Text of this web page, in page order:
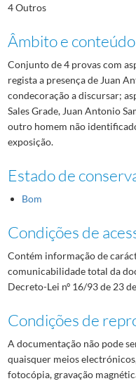
4 Outros
Âmbito e conteúdo
Conjunto de 4 provas com
regista a presença de Juan
condecoração a discursar;
Sales Grade, Juan Antonio
outro homem não
exposição.
Estado de
Bom
Condições de
Contém informação de
comunicabilidade total da
Decreto-Lei nº 16/93 de 23 de
Condições de
A documentação não pode
quaisquer meios
fotocópia, gravação